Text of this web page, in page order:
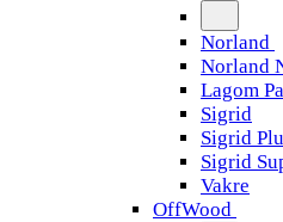
Norland
Norland
Lagom
Sigrid
Sigrid
Sigrid
Vakre
OffWood